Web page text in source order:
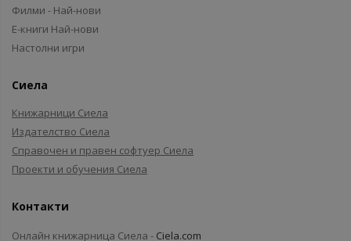
Филми - Най-нови
Е-книги Най-нови
Настолни игри
Сиела
Книжарници Сиела
Издателство Сиела
Справочен и правен софтуер Сиела
Проекти и обучения Сиела
Контакти
Онлайн книжарница Сиела - Ciela.com